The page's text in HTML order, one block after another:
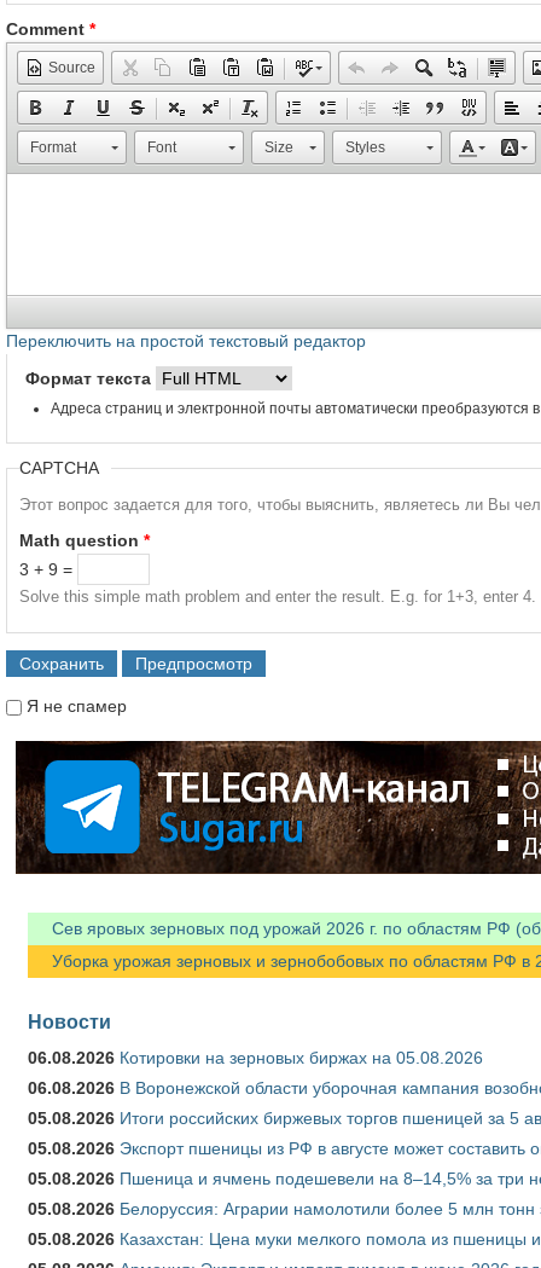
Comment *
Source
Format Font Size Styles
Переключить на простой текстовый редактор
Формат текста
Адреса страниц и электронной почты автоматически преобразуются
CAPTCHA
Этот вопрос задается для того, чтобы выяснить, являетесь ли Вы
Math question *
3 + 9 =
Solve this simple math problem and enter the result. E.g. for 1+3, enter 4.
Я не спамер
Сев яровых зерновых под урожай 2026 г. по областям РФ
Уборка урожая зерновых и зернобобовых по областям РФ в
Новости
06.08.2026 Котировки на зерновых биржах на 05.08.2026
06.08.2026 В Воронежской области уборочная кампания
05.08.2026 Итоги российских биржевых торгов пшеницей за 5
05.08.2026 Экспорт пшеницы из РФ в августе может составить
05.08.2026 Пшеница и ячмень подешевели на 8–14,5% за три
05.08.2026 Белоруссия: Аграрии намолотили более 5 млн тонн
05.08.2026 Казахстан: Цена муки мелкого помола из пшеницы